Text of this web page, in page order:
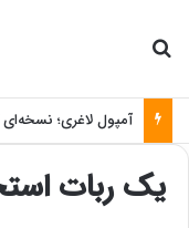
آمپول لاغری؛
یک ربات